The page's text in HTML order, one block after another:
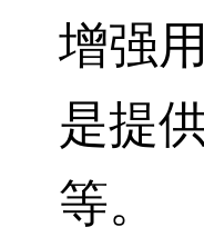
增强
是提
等。